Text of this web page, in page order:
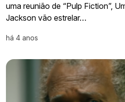
uma reunião de “Pulp Fiction”,
Jackson vão estrelar…
há 4 anos